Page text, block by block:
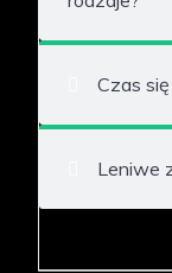
Czas
Leniwe